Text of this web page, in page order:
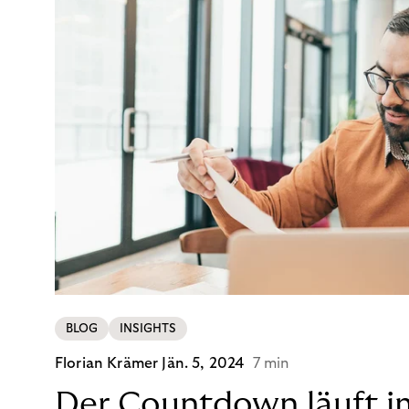
BLOG INSIGHTS
Florian Krämer Jän. 5, 2024 7 min